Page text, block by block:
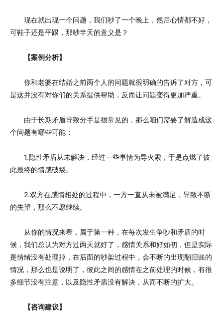
现在就出现一个问题，我们吵了一个晚上，然后心情都不好，
可鞋子还是平跟，那吵半天的意义是？
【案例分析】
你和老婆在结婚之前两个人的问题就很明确的告诉了对方，可
是这并没有对你们的关系提供帮助，反而让问题变得更加严重。
由于长期矛盾导致分手是很常见的，那么咱们需要了解造成这
个问题有哪些可能：
1.隐性矛盾从未解决，经过一些事情为导火索，于是点燃了彼
此最终的情感破裂。
2.双方在感情相处的过程中，一方一直从未被满足，导致不断
的失望，那么不愿继续。
从你的情况来看，属于第一种，在每次发生争吵和矛盾的时
候，我们总认为对方过两天就好了，感情关系和好如初，但是实际
是情绪没有处理掉，在后面的吵架过程中，会不断的出现翻旧账的
情况，那么也是说明了，彼此之间的感情在之前处理的时候，有很
多细节没有注意，以及隐性矛盾没有解决，从而不断的扩大。
【咨询建议】